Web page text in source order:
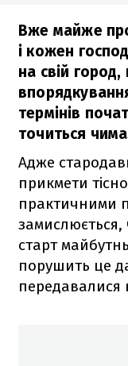
Вже майже
і кожен
на свій
термінів
точиться
Адже
прикмети
практичними
старт
порушить це
передавалися